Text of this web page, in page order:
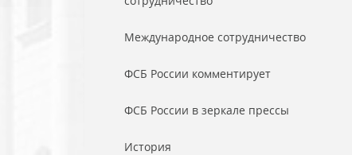
Международное сотрудничество
ФСБ России комментирует
ФСБ России в зеркале прессы
История